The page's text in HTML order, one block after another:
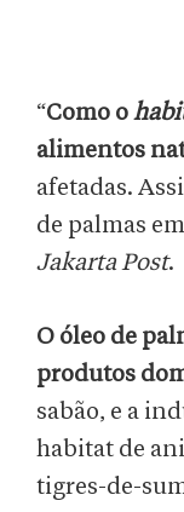
“Como o
alimentos
afetadas.
de palmas
Jakarta Post.
O óleo de
produtos
sabão, e a
habitat de
tigres-de-